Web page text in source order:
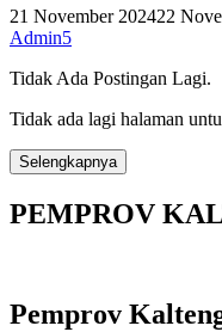
21 November 202422
Admin5
Tidak Ada Postingan Lagi.
Tidak ada lagi halaman
Selengkapnya
PEMPROV
Pemprov